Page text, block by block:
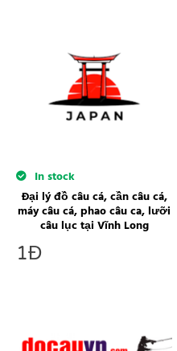
In stock
Đại lý đồ câu cá, cần câu cá,
máy câu cá, phao câu ca, lưỡi
câu lục tại Vĩnh Long
1Đ